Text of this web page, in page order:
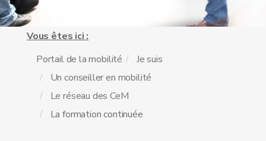
Vous êtes ici :
Portail de la mobilité
Je suis
Un conseiller en mobilité
Le réseau des CeM
La formation continuée